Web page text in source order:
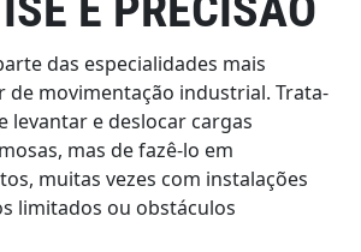
das especialidades mais
de movimentação industrial. Trata-
levantar e deslocar cargas
mas de fazê-lo em
muitas vezes com instalações
limitados ou obstáculos